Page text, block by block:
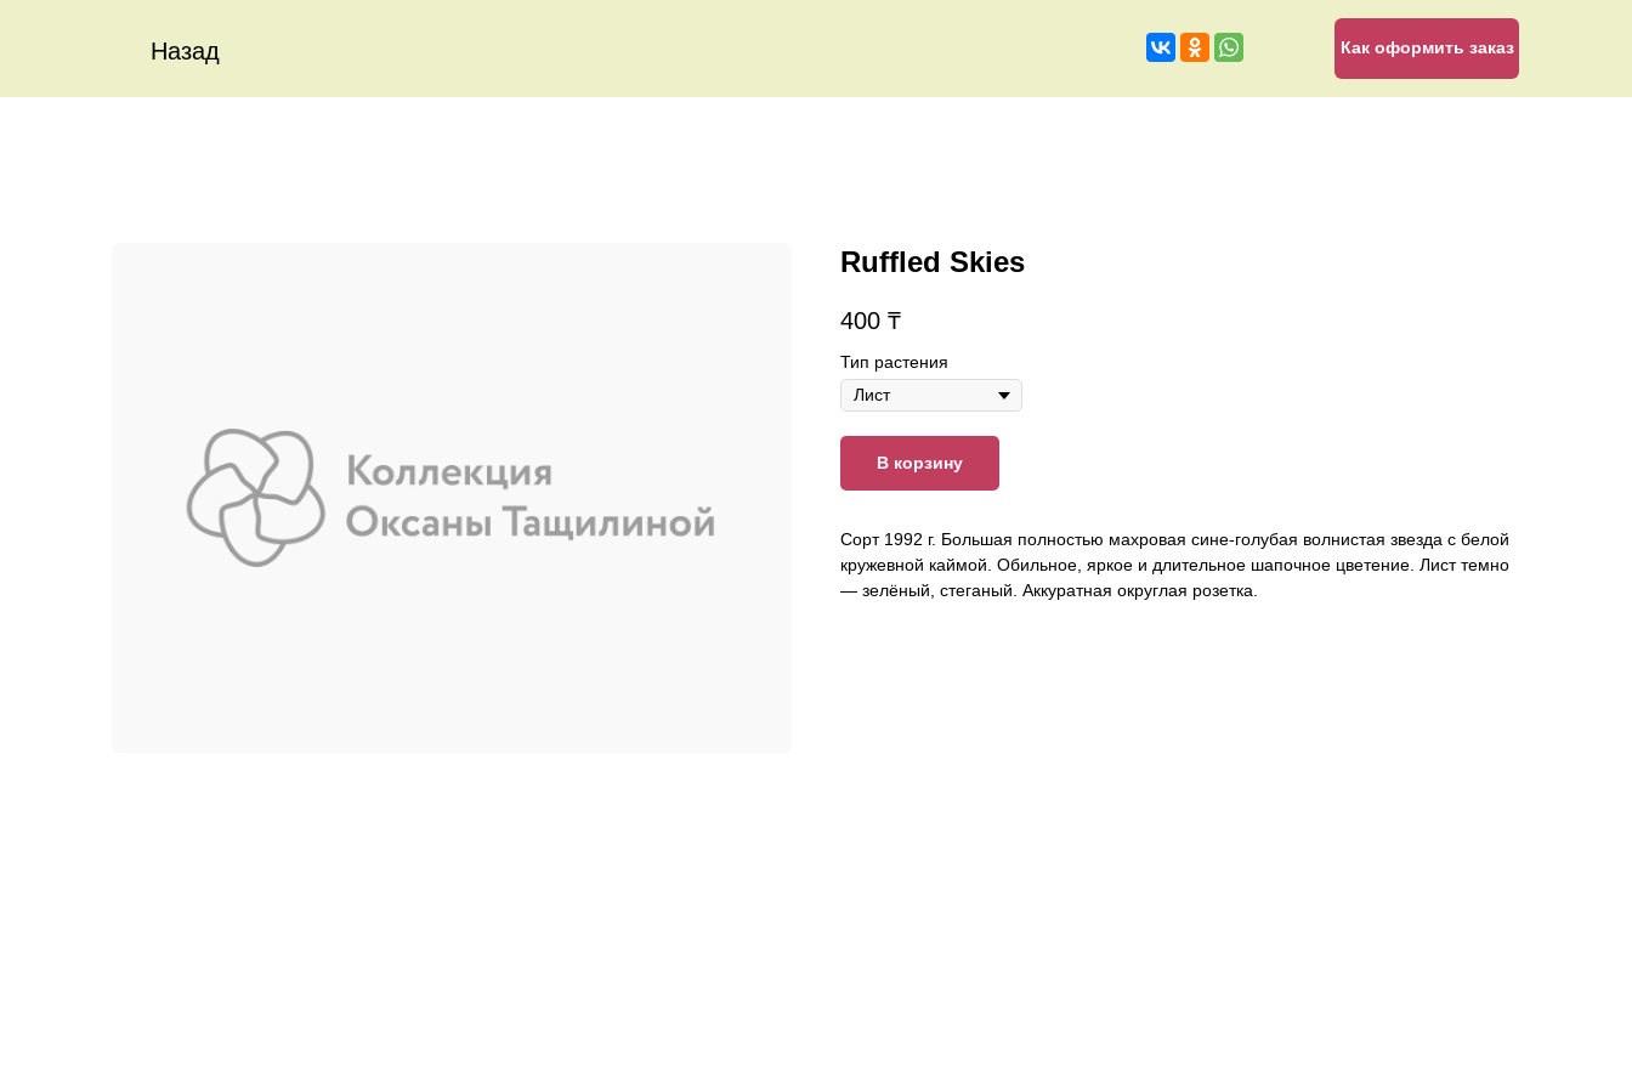
Назад Как оформить заказ
Ruffled Skies
400 ₸
Тип растения
В корзину
Сорт 1992 г. Большая полностью махровая сине-голубая волнистая звезда с белой
кружевной каймой. Обильное, яркое и длительное шапочное цветение. Лист темно
— зелёный, стеганый. Аккуратная округлая розетка.